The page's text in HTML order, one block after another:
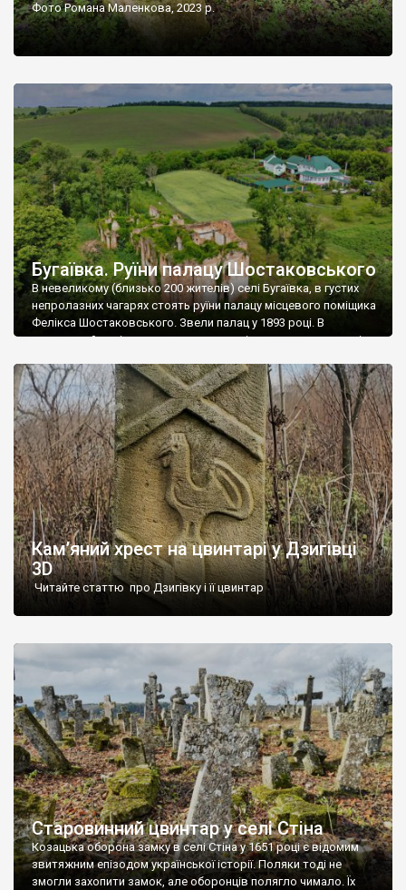
Фото Романа Маленкова, 2023 р.
Бугаївка. Руїни палацу Шостаковського
В невеликому (близько 200 жителів) селі Бугаївка, в густих
непролазних чагарях стоять руїни палацу місцевого поміщика
Фелікса Шостаковського. Звели палац у 1893 році. В
радянський період у ньому спочатку містилася школа, потім
століття тут розмістили туберкульозну лікарню. Коли із
палацу виїхала лікарня – ми точно не […]
Кам’яний хрест на цвинтарі у Дзигівці
3D
Читайте статтю про Дзигівку і її цвинтар
Старовинний цвинтар у селі Стіна
Козацька оборона замку в селі Стіна у 1651 році є відомим
звитяжним епізодом української історії. Поляки тоді не
змогли захопити замок, але оборонців полягло чимало. Їх